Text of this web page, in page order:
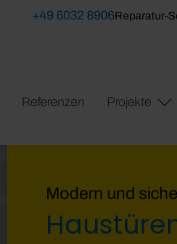
+49 6032 8906Reparatur-
Referenzen Projekte
Modern und